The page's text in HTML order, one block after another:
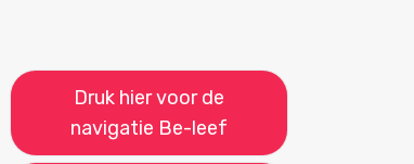
Druk hier voor de
navigatie Be-leef